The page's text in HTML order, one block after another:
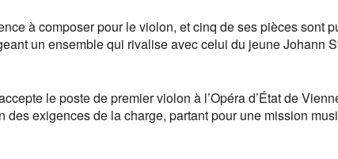
à composer pour le violon, et cinq de ses pièces sont
un ensemble qui rivalise avec celui du jeune Johann
le poste de premier violon à l’Opéra d’État de
exigences de la charge, partant pour une mission